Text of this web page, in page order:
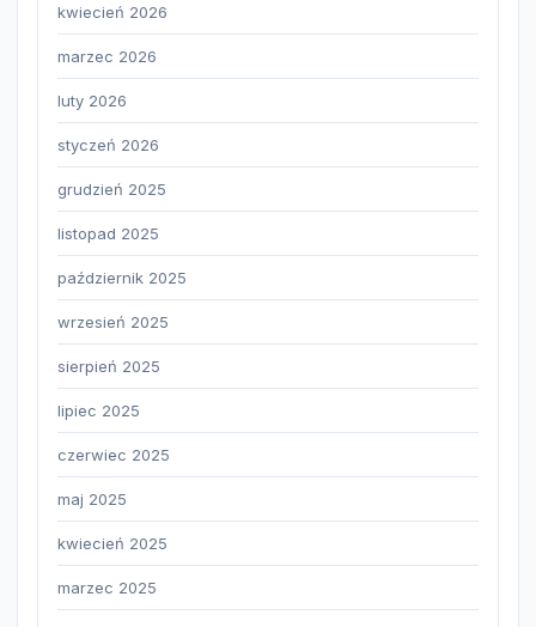
kwiecień 2026
marzec 2026
luty 2026
styczeń 2026
grudzień 2025
listopad 2025
październik 2025
wrzesień 2025
sierpień 2025
lipiec 2025
czerwiec 2025
maj 2025
kwiecień 2025
marzec 2025